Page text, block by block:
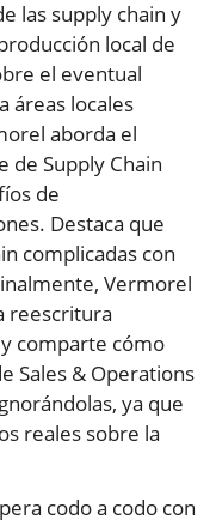
las supply chain y
local de
el eventual
áreas locales
aborda el
de Supply Chain
de
Destaca que
complicadas con
Vermorel
reescritura
comparte cómo
Sales & Operations
ya que
reales sobre la
codo a codo con